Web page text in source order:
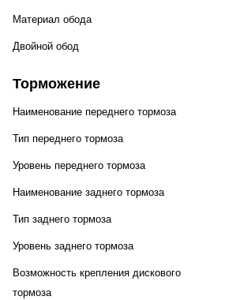
Материал обода
Двойной обод
Торможение
Наименование переднего тормоза
Тип переднего тормоза
Уровень переднего тормоза
Наименование заднего тормоза
Тип заднего тормоза
Уровень заднего тормоза
Возможность крепления дискового
тормоза